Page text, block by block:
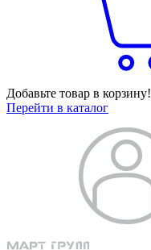
Добавьте товар в корзину!
Перейти в каталог